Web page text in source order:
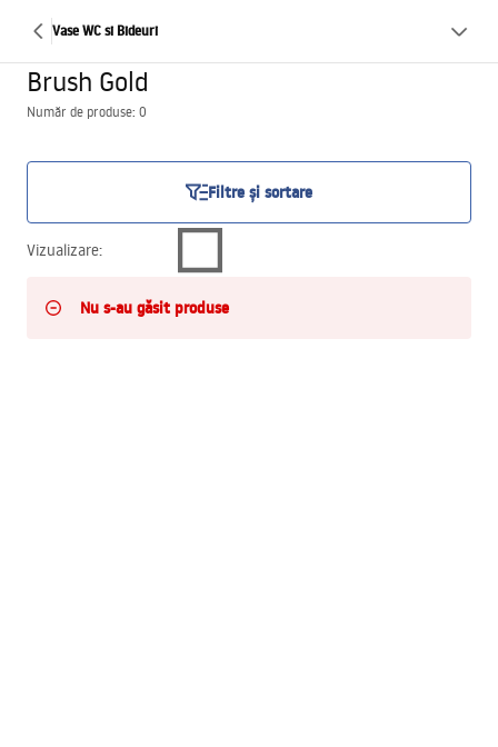
Vase WC si Bideuri
Brush Gold
Număr de produse: 0
Filtre și sortare
Vizualizare:
Nu s-au găsit produse